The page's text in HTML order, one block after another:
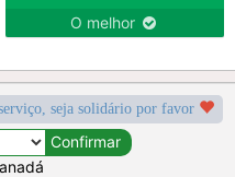
O melhor
seja solidário por favor